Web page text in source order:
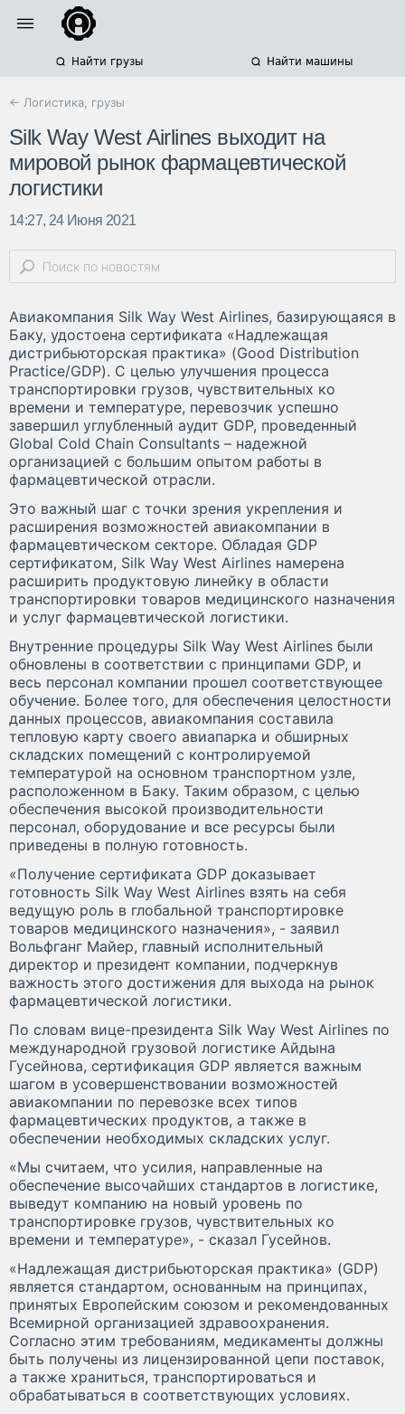
Найти грузы Найти машины
← Логистика, грузы
Silk Way West Airlines выходит на
мировой рынок фармацевтической
логистики
14:27, 24 Июня 2021
Авиакомпания Silk Way West Airlines, базирующаяся в
Баку, удостоена сертификата «Надлежащая
дистрибьюторская практика» (Good Distribution
Practice/GDP). С целью улучшения процесса
транспортировки грузов, чувствительных ко
времени и температуре, перевозчик успешно
завершил углубленный аудит GDP, проведенный
Global Cold Chain Consultants – надежной
организацией с большим опытом работы в
фармацевтической отрасли.
Это важный шаг с точки зрения укрепления и
расширения возможностей авиакомпании в
фармацевтическом секторе. Обладая GDP
сертификатом, Silk Way West Airlines намерена
расширить продуктовую линейку в области
транспортировки товаров медицинского назначения
и услуг фармацевтической логистики.
Внутренние процедуры Silk Way West Airlines были
обновлены в соответствии с принципами GDP, и
весь персонал компании прошел соответствующее
обучение. Более того, для обеспечения целостности
данных процессов, авиакомпания составила
тепловую карту своего авиапарка и обширных
складских помещений с контролируемой
температурой на основном транспортном узле,
расположенном в Баку. Таким образом, с целью
обеспечения высокой производительности
персонал, оборудование и все ресурсы были
приведены в полную готовность.
«Получение сертификата GDP доказывает
готовность Silk Way West Airlines взять на себя
ведущую роль в глобальной транспортировке
товаров медицинского назначения», - заявил
Вольфганг Майер, главный исполнительный
директор и президент компании, подчеркнув
важность этого достижения для выхода на рынок
фармацевтической логистики.
По словам вице-президента Silk Way West Airlines по
международной грузовой логистике Айдына
Гусейнова, сертификация GDP является важным
шагом в усовершенствовании возможностей
авиакомпании по перевозке всех типов
фармацевтических продуктов, а также в
обеспечении необходимых складских услуг.
«Мы считаем, что усилия, направленные на
обеспечение высочайших стандартов в логистике,
выведут компанию на новый уровень по
транспортировке грузов, чувствительных ко
времени и температуре», - сказал Гусейнов.
«Надлежащая дистрибьюторская практика» (GDP)
является стандартом, основанным на принципах,
принятых Европейским союзом и рекомендованных
Всемирной организацией здравоохранения.
Согласно этим требованиям, медикаменты должны
быть получены из лицензированной цепи поставок,
а также храниться, транспортироваться и
обрабатываться в соответствующих условиях.